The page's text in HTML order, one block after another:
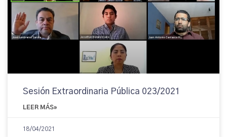
Sesión Extraordinaria Pública 023/2021
LEER MÁS»
18/04/2021